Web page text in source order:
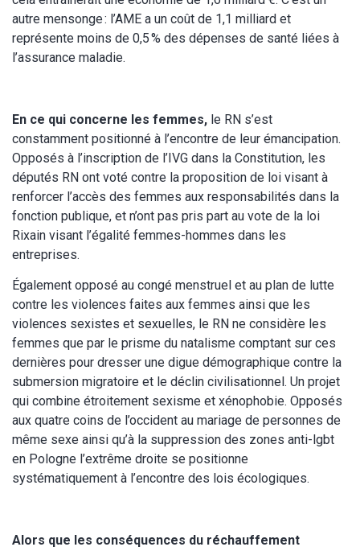
autre mensonge : l’AME a un coût de 1,1 milliard et
représente moins de 0,5 % des dépenses de santé liées à
l’assurance maladie.
En ce qui concerne les femmes, le RN s’est
constamment positionné à l’encontre de leur émancipation.
Opposés à l’inscription de l’IVG dans la Constitution, les
députés RN ont voté contre la proposition de loi visant à
renforcer l’accès des femmes aux responsabilités dans la
fonction publique, et n’ont pas pris part au vote de la loi
Rixain visant l’égalité femmes-hommes dans les
entreprises.
Également opposé au congé menstruel et au plan de lutte
contre les violences faites aux femmes ainsi que les
violences sexistes et sexuelles, le RN ne considère les
femmes que par le prisme du natalisme comptant sur ces
dernières pour dresser une digue démographique contre la
submersion migratoire et le déclin civilisationnel. Un projet
qui combine étroitement sexisme et xénophobie. Opposés
aux quatre coins de l’occident au mariage de personnes de
même sexe ainsi qu’à la suppression des zones anti-lgbt
en Pologne l’extrême droite se positionne
systématiquement à l’encontre des lois écologiques.
Alors que les conséquences du réchauffement